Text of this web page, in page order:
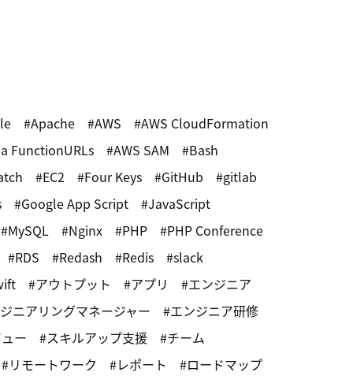
Apache AWS
AWS CloudFormation
FunctionURLs
AWS SAM
Bash
EC2 Four Keys GitHub
gitlab
Google App Script
JavaScript
MySQL
Nginx PHP
PHP Conference
RDS
Redash Redis
slack
アウトプット アプリ
エンジニア
ニアリングマネージャー
エンジニア研修
ー
スキルアップ支援
チーム
リモートワーク
レポート ロードマップ